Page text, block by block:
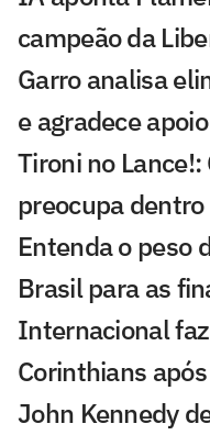
campeão da
Garro analisa
e agradece
Tironi no
preocupa
Entenda o peso
Brasil para as
Internacional
Corinthians
John Kennedy